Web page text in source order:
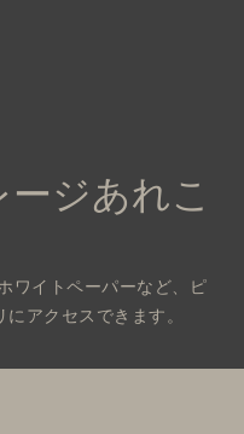
ジあれこ
ワイトペーパーなど、ピ
アクセスできます。